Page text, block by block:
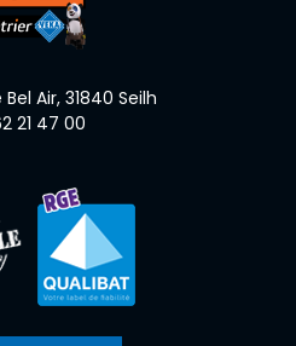
Air, 31840 Seilh
21 47 00